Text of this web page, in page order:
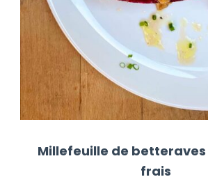
Millefeuille de
frais